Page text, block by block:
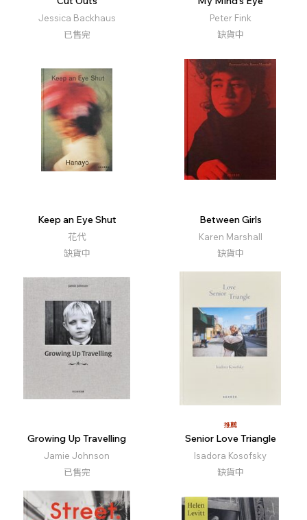
Jessica Backhaus
已售完
Peter Fink
缺貨中
Keep an Eye Shut
花代
缺貨中
Between Girls
Karen Marshall
缺貨中
Growing Up Travelling
Jamie Johnson
已售完
推薦
Senior Love Triangle
Isadora Kosofsky
缺貨中